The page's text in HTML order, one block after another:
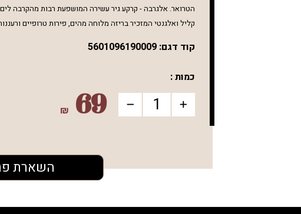
הטרואר. אלגרבה - קרקע גיר עשירה המושפעת רבות מהקרבה לים
קליל ואלגנטי המזכיר בריזה מלוחה מהים, פירות טרופיים
קוד דגם: 5601096190009
כמות :
69
₪
השארת